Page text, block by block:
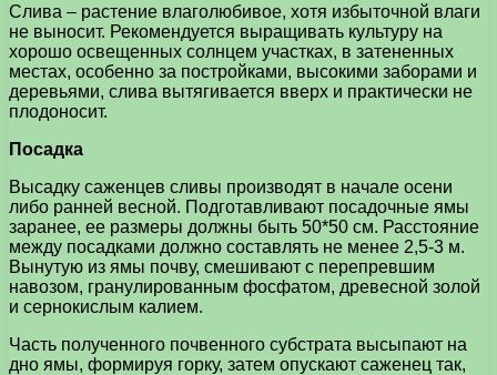
Слива – растение влаголюбивое, хотя избыточной влаги
не выносит. Рекомендуется выращивать культуру на
хорошо освещенных солнцем участках, в затененных
местах, особенно за постройками, высокими заборами и
деревьями, слива вытягивается вверх и практически не
плодоносит.
Посадка
Высадку саженцев сливы производят в начале осени
либо ранней весной. Подготавливают посадочные ямы
заранее, ее размеры должны быть 50*50 см. Расстояние
между посадками должно составлять не менее 2,5-3 м.
Вынутую из ямы почву, смешивают с перепревшим
навозом, гранулированным фосфатом, древесной золой
и сернокислым калием.
Часть полученного почвенного субстрата высыпают на
дно ямы, формируя горку, затем опускают саженец так,